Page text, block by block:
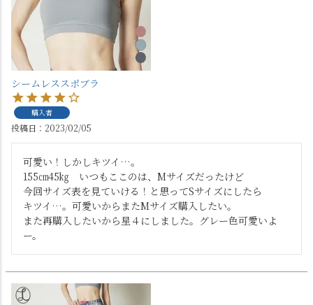
シームレススポブラ
購入者
投稿日 2023/02/05
可愛い！しかしキツイ…。
155㎝45㎏　いつもここのは、Mサイズだったけど
今回サイズ表を見ていける！と思ってSサイズにしたら
キツイ…。可愛いからまたMサイズ購入したい。
また再購入したいから星４にしました。グレー色可愛いよ
ー。